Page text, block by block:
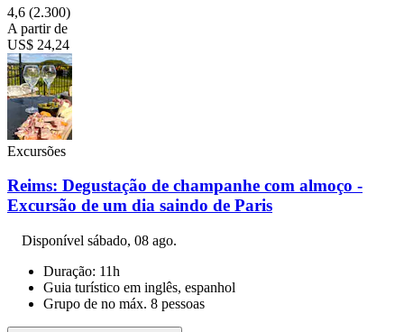
4,6 (2.300)
A partir de
US$ 24,24
Excursões
Reims: Degustação de champanhe com almoço -
Excursão de um dia saindo de Paris
Disponível sábado, 08 ago.
Duração: 11h
Guia turístico em inglês, espanhol
Grupo de no máx. 8 pessoas